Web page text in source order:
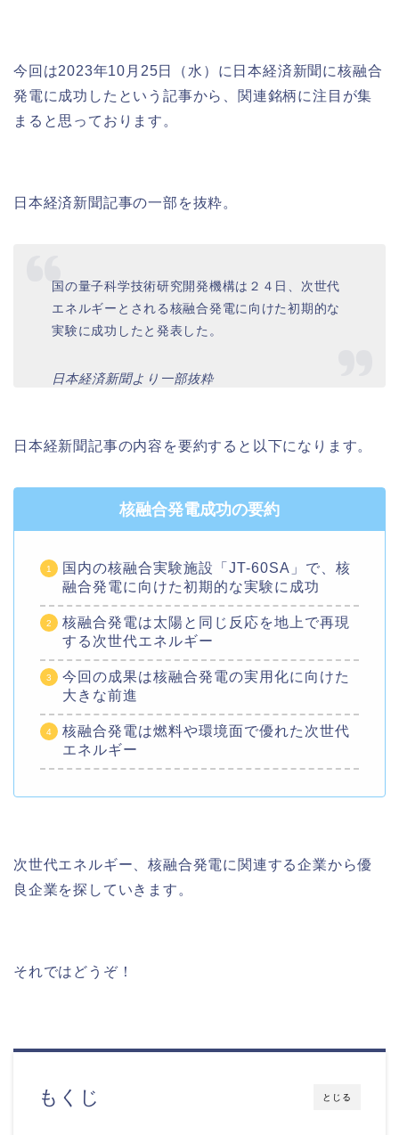
今回は2023年10月25日（水）に日本経済新聞に核融合
発電に成功したという記事から、関連銘柄に注目が集
まると思っております。
日本経済新聞記事の一部を抜粋。
国の量子科学技術研究開発機構は２４日、次世代
エネルギーとされる核融合発電に向けた初期的な
実験に成功したと発表した。
日本経済新聞より一部抜粋
日本経新聞記事の内容を要約すると以下になります。
核融合発電成功の要約
国内の核融合実験施設「JT-60SA」で、核
融合発電に向けた初期的な実験に成功
核融合発電は太陽と同じ反応を地上で再現
する次世代エネルギー
今回の成果は核融合発電の実用化に向けた
大きな前進
核融合発電は燃料や環境面で優れた次世代
エネルギー
次世代エネルギー、核融合発電に関連する企業から優
良企業を探していきます。
それではどうぞ！
とじる
もくじ